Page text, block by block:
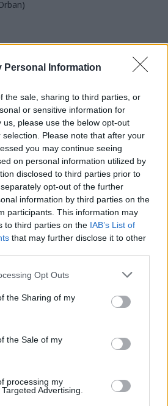
Personal Information
the sale, sharing to third parties, or
or sensitive information for
please use the below opt-out
Please note that after your
you may continue seeing
on personal information utilized by
disclosed to third parties prior to
opt-out of the further
information by third parties on the
participants. This information may
to third parties on the IAB’s List of
that may further disclose it to other
Opt Outs
the Sharing of my
the Sale of my
processing my
Advertising.
(Târziu)
(Surugiu)